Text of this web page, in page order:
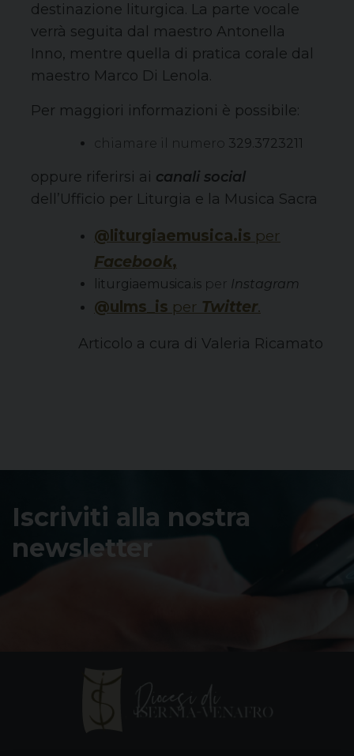
destinazione liturgica. La parte vocale
verrà seguita dal maestro Antonella
Inno, mentre quella di pratica corale dal
maestro Marco Di Lenola.
Per maggiori informazioni è possibile:
chiamare il numero 329.3723211
oppure riferirsi ai canali social
dell’Ufficio per Liturgia e la Musica Sacra
@liturgiaemusica.is per
Facebook,
liturgiaemusica.is per Instagram
@ulms_is per Twitter.
Articolo a cura di Valeria Ricamato
Iscriviti alla nostra
newsletter